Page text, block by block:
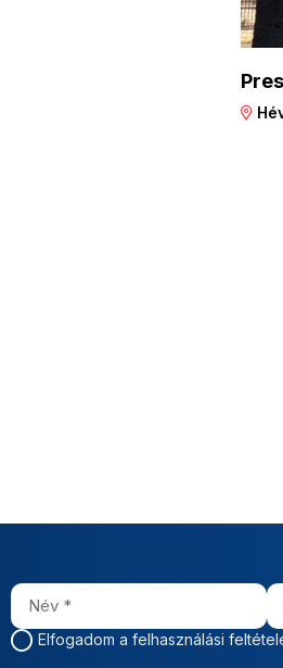
Elfogadom a felhasználási